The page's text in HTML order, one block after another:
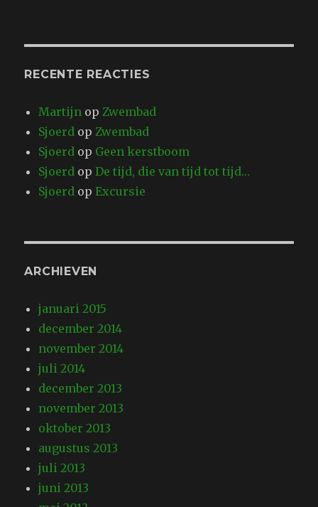
RECENTE REACTIES
Martijn opZwembad
Sjoerd opZwembad
Sjoerd op Geen kerstboom
Sjoerd opDe tijd, die van tijd tot tijd…
Sjoerd opExcursie
ARCHIEVEN
januari 2015
december 2014
november 2014
juli 2014
december 2013
november 2013
oktober 2013
augustus 2013
juli 2013
juni 2013